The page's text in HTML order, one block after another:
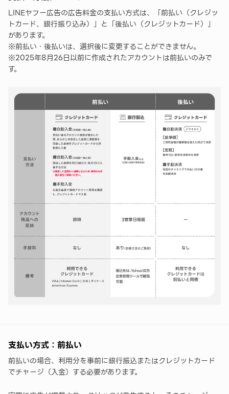
LINEヤフー広告の広告料金の支払い方式は、「前払い（クレジッ
トカード、銀行振り込み）」と「後払い（クレジットカード）」
があります。
※前払い・後払いは、選択後に変更することができません。
※2025年8月26日以前に作成されたアカウントは前払いのみで
す。
支払い方式：前払い
前払いの場合、利用分を事前に銀行振込またはクレジットカード
でチャージ（入金）する必要があります。